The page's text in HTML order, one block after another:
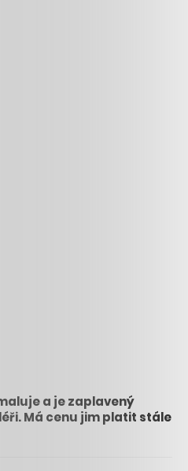
a je zaplavený
Má cenu jim platit stále